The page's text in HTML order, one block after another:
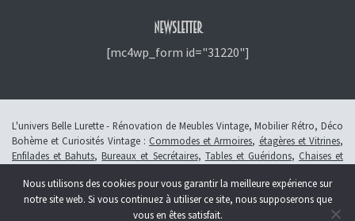
NEWSLETTER
[mc4wp_form id="31220"]
L'univers Belle Lurette - Rénovation de Meubles Vintage, Mobilier Rétro, Déco
Bohème et Curiosités Vintage : Commodes et Armoires, étagères et Vitrines,
Enfilades et Bahuts,Bureaux et Secrétaires, Tables et Guéridons, Chaises et
© 2013 - 2026 L'atelier Belle Lurette - Rénovation de meubles vintage, en
Alsace à Colmar -Révoquer le consentement
Nous utilisons des cookies pour vous garantir la meilleure expérience sur
notre site web. Si vous continuez à utiliser ce site, nous supposerons que
vous en êtes satisfait.